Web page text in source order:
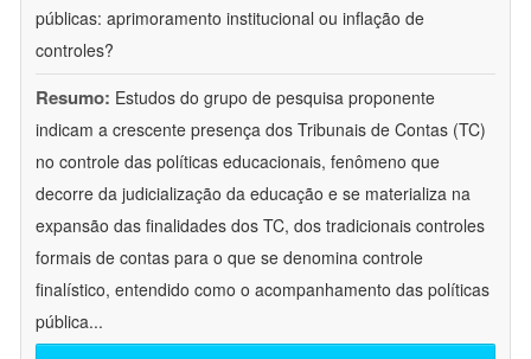
públicas: aprimoramento institucional ou inflação de
controles?
Resumo: Estudos do grupo de pesquisa proponente
indicam a crescente presença dos Tribunais de Contas (TC)
no controle das políticas educacionais, fenômeno que
decorre da judicialização da educação e se materializa na
expansão das finalidades dos TC, dos tradicionais controles
formais de contas para o que se denomina controle
finalístico, entendido como o acompanhamento das políticas
pública...